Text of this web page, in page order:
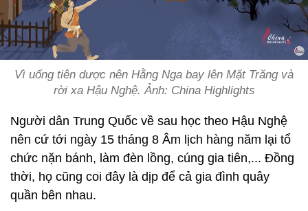
Vì uống tiên dược nên Hằng Nga bay lên Mặt Trăng và
rời xa Hậu Nghệ. Ảnh: China Highlights
Người dân Trung Quốc về sau học theo Hậu Nghệ
nên cứ tới ngày 15 tháng 8 Âm lịch hàng năm lại tổ
chức nặn bánh, làm đèn lồng, cúng gia tiên,... Đồng
thời, họ cũng coi đây là dịp để cả gia đình quây
quần bên nhau.